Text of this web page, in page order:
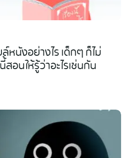
หนังอย่างไร เด็กๆ ก็ไม่
อนให้รู้ว่าอะไรเช่นกัน